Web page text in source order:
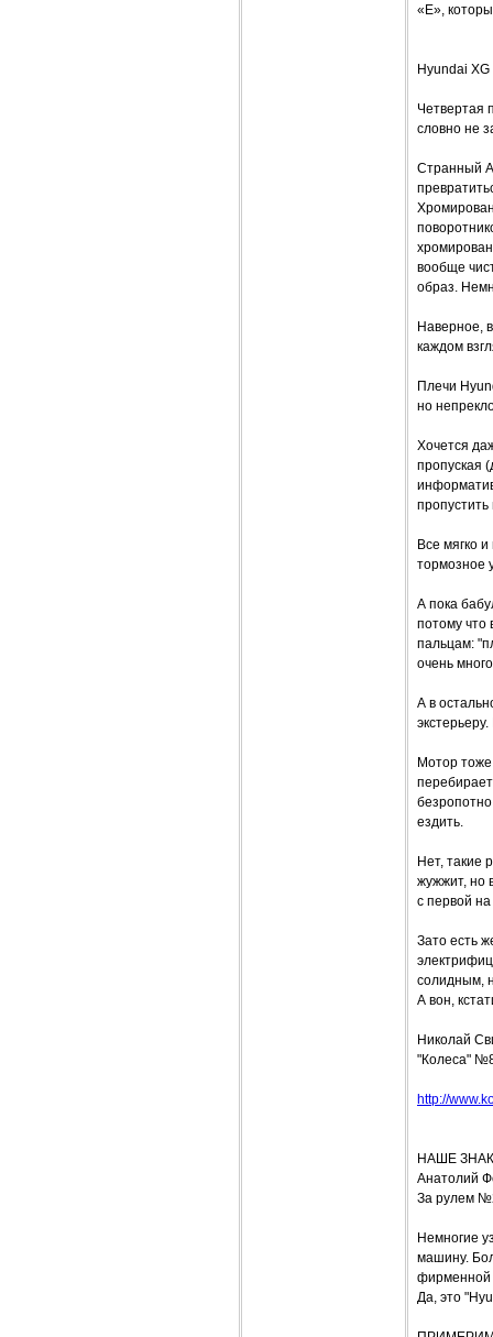
«Е»,
Hyundai
Четвертая
словно не
Странный
вообще
образ.
Наверное,
каждом
Плечи
но
Хочется
пропуская
Все мягко
тормозное
А пока
потому что
пальцам:
очень
А в
Мотор тоже
ездить.
Нет, такие
жужжит, но
с первой
Зато есть
солидным,
А вон,
Николай
"Колеса"
http://
НАШЕ
Анатолий
За рулем
Немногие
машину.
фирменной
Да, это